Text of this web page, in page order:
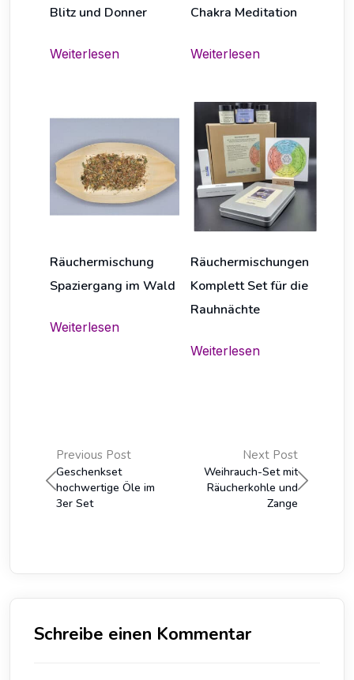
Blitz und Donner
Weiterlesen
Chakra Meditation
Weiterlesen
Räuchermischung
Spaziergang im Wald
Weiterlesen
Räuchermischungen
Komplett Set für die
Rauhnächte
Weiterlesen
Previous Post
Geschenkset
hochwertige Öle im
3er Set
Next Post
Weihrauch-Set mit
Räucherkohle und
Zange
Schreibe einen Kommentar